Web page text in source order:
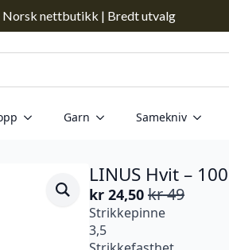
Norsk nettbutikk | Bredt utvalg
Garn Samekniv
LINUS Hvit – 100
kr49
Opprinnelig
pris
var:
kr 24,50
Nåværende
pris
er:
Strikkepinne
3,5